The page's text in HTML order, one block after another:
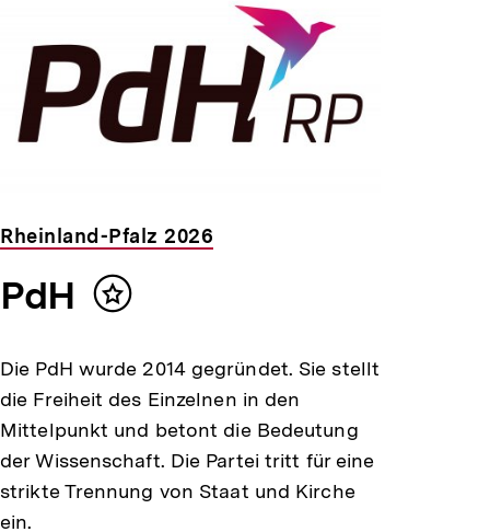
Rheinland-Pfalz 2026
PdH
Inhalt
Die PdH wurde 2014 gegründet. Sie stellt
die Freiheit des Einzelnen in den
Mittelpunkt und betont die Bedeutung
der Wissenschaft. Die Partei tritt für eine
strikte Trennung von Staat und Kirche
ein.